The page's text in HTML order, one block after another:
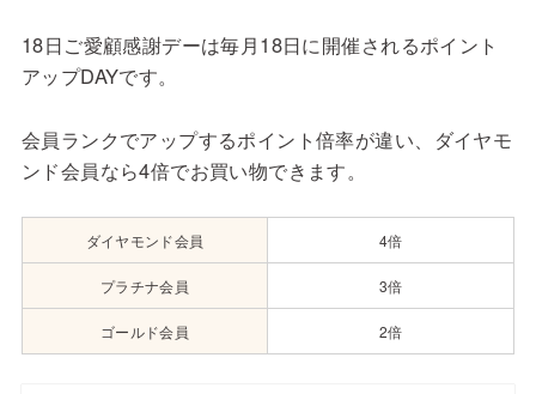
18日ご愛顧感謝デーは毎月18日に開催されるポイント
アップDAYです。
会員ランクでアップするポイント倍率が違い、ダイヤモ
ンド会員なら4倍でお買い物できます。
ダイヤモンド会員 4倍
プラチナ会員 3倍
ゴールド会員 2倍